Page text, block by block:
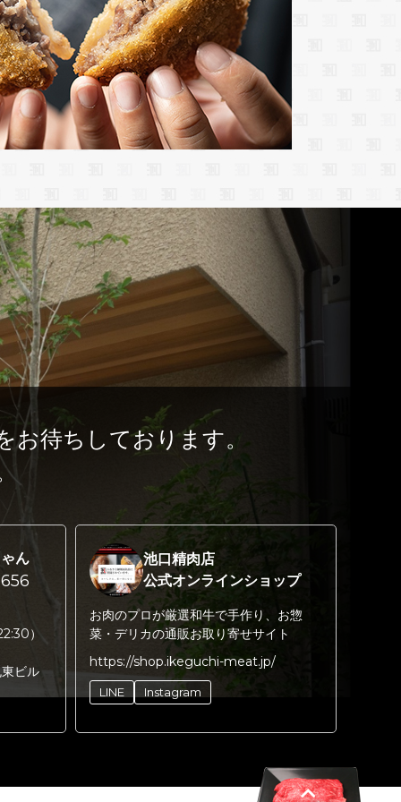
お待ちしております。
ん
）
ビル
池口精肉店
公式オンラインショップ
お肉のプロが厳選和牛で手作り、お惣
菜・デリカの通販お取り寄せサイト
https://shop.ikeguchi-meat.jp/
LINE Instagram